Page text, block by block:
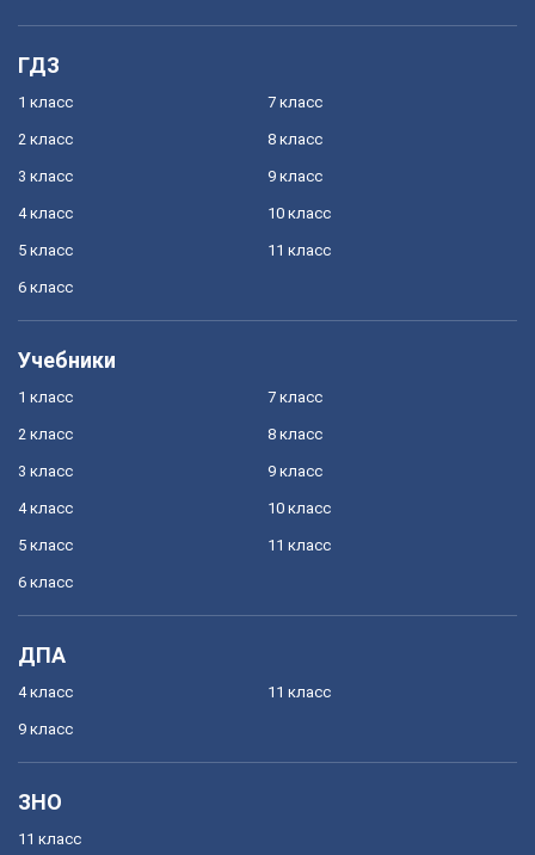
ГДЗ
1 класс
2 класс
3 класс
4 класс
5 класс
6 класс
7 класс
8 класс
9 класс
10 класс
11 класс
Учебники
1 класс
2 класс
3 класс
4 класс
5 класс
6 класс
7 класс
8 класс
9 класс
10 класс
11 класс
ДПА
4 класс
9 класс
11 класс
ЗНО
11 класс